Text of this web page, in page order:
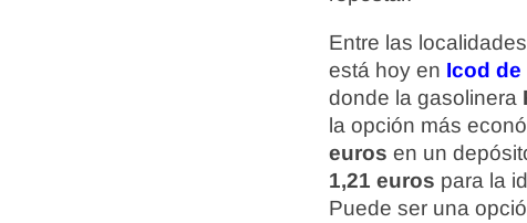
Entre las
está hoy en Icod
donde la gasolinera
la opción más
euros en un
1,21 euros para la
Puede ser una